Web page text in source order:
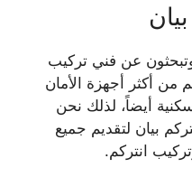
عن فني تركيب
من أكثر أجهزة الأمان
أيضاً، لذلك نحن
بيان لتقديم جميع
انتركم.